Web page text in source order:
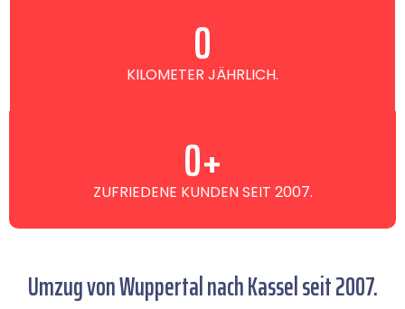
KILOMETER JÄHRLICH.
0
ZUFRIEDENE KUNDEN SEIT 2007.
0+
Umzug von Wuppertal nach Kassel seit 2007.